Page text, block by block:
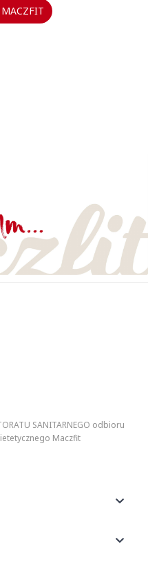
SANITARNEGO odbioru
Maczfit